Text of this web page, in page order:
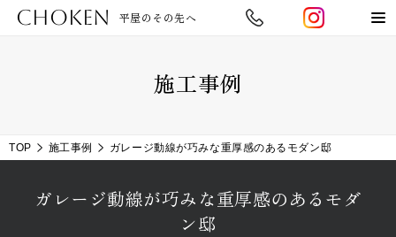
CHOKEN 平屋のその先へ
施工事例
TOP 施工事例 ガレージ動線が巧みな重厚感のあるモダン邸
ガレージ動線が巧みな重厚感のあるモダ
ン邸